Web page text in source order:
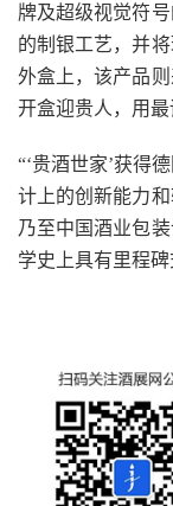
牌及超级视觉符
的制银工艺，并
外盒上，该产品
开盒迎贵人，用最
“‘贵酒世家’获得
计上的创新能力
乃至中国酒业包
学史上具有里程碑